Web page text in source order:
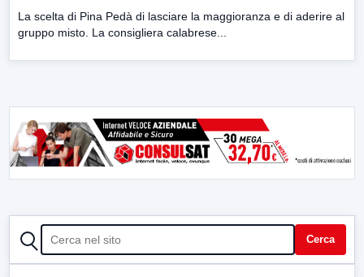
La scelta di Pina Pedà di lasciare la maggioranza e di aderire al
gruppo misto. La consigliera calabrese...
CERCA Cerca